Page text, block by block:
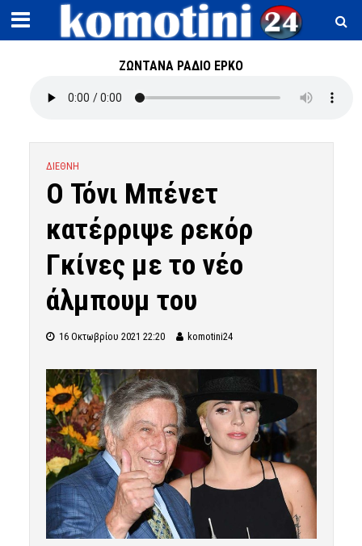
ΖΩΝΤΑΝΑ ΡΑΔΙΟ ΕΡΚΟ
ΔΙΕΘΝΗ
Ο Τόνι Μπένετ
κατέρριψε ρεκόρ
Γκίνες με το νέο
άλμπουμ του
16 Οκτωβρίου 2021 22:20 komotini24